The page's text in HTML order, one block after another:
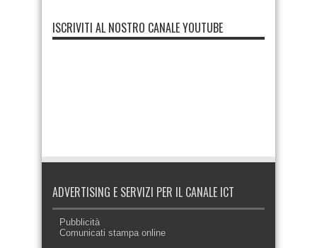
ISCRIVITI AL NOSTRO CANALE YOUTUBE
ADVERTISING E SERVIZI PER IL CANALE ICT
Pubblicità
Comunicati stampa online